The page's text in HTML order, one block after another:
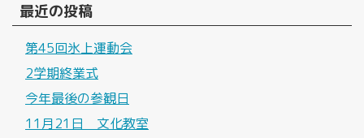
最近の投稿
第45回氷上運動会
2学期終業式
今年最後の参観日
11月21日 文化教室